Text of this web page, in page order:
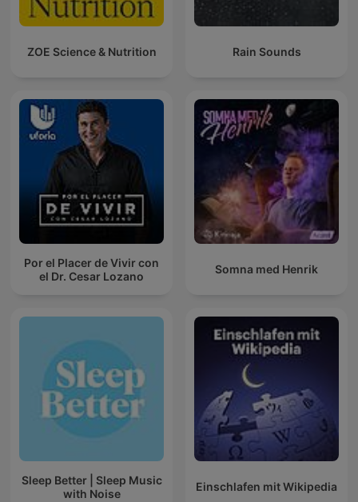
ZOE Science & Nutrition Rain Sounds
Por el Placer de Vivir con
el Dr. Cesar Lozano
Somna med Henrik
Sleep Better | Sleep Music
with Noise
Einschlafen mit Wikipedia